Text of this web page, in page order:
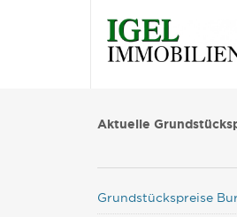
Aktuelle
Grundstückspreise